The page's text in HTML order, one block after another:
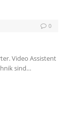
0
Video Assistent
sind…